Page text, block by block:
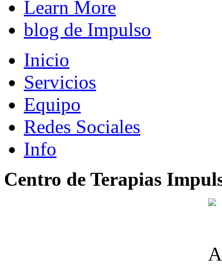
Learn More
blog de Impulso
Inicio
Servicios
Equipo
Redes Sociales
Info
Centro de Terapias